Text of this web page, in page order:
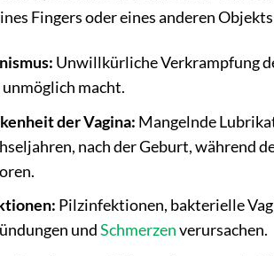
Fingers oder eines anderen
Unwillkürliche Verkrampfung
macht.
der Vagina: Mangelnde
nach der Geburt, während
Pilzinfektionen, bakterielle
undSchmerzenverursachen.